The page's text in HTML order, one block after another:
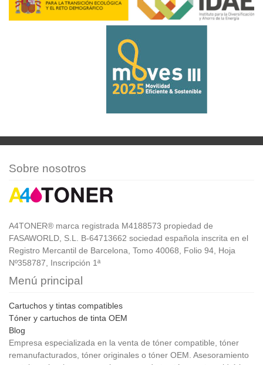
Sobre nosotros
A4TONER® marca registrada M4188573 propiedad de
FASAWORLD, S.L. B-64713662 sociedad española inscrita en el
Registro Mercantil de Barcelona, Tomo 40068, Folio 94, Hoja
Nº358787, Inscripción 1ª
Menú principal
Cartuchos y tintas compatibles
Tóner y cartuchos de tinta OEM
Blog
Empresa especializada en la venta de tóner compatible, tóner
remanufacturados, tóner originales o tóner OEM. Asesoramiento